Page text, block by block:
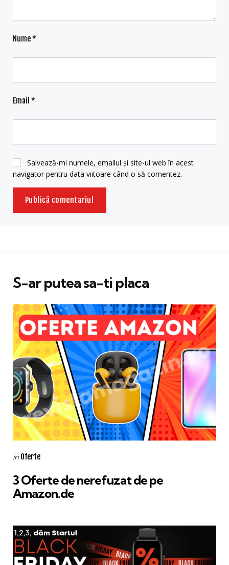
Nume*
Email *
Salvează-mi numele, emailul și site-ul web în acest
navigator pentru data viitoare când o să comentez.
S-ar putea sa-ti placa
Categories
Posted
in Oferte
3 Oferte de nerefuzat de pe
Amazon.de